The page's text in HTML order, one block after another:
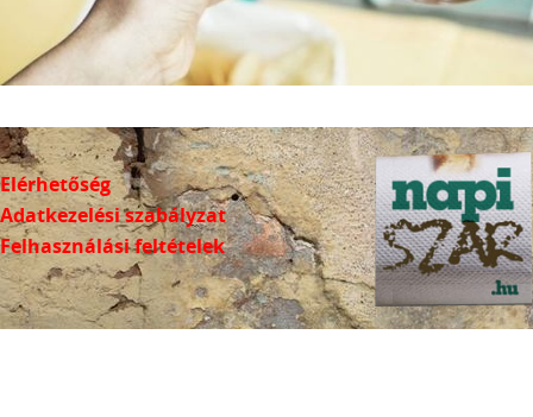
Elérhetőség
Adatkezelési szabályzat
Felhasználási feltételek